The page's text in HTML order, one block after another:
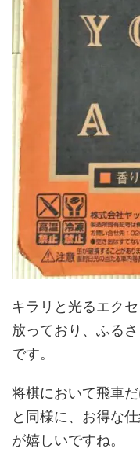
キラリと光るエク
放っており、ふる
です。
将棋において飛車
と同様に、お得な
が嬉しいですね。